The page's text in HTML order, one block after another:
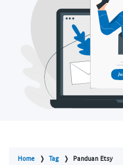
Home Tag Panduan Etsy